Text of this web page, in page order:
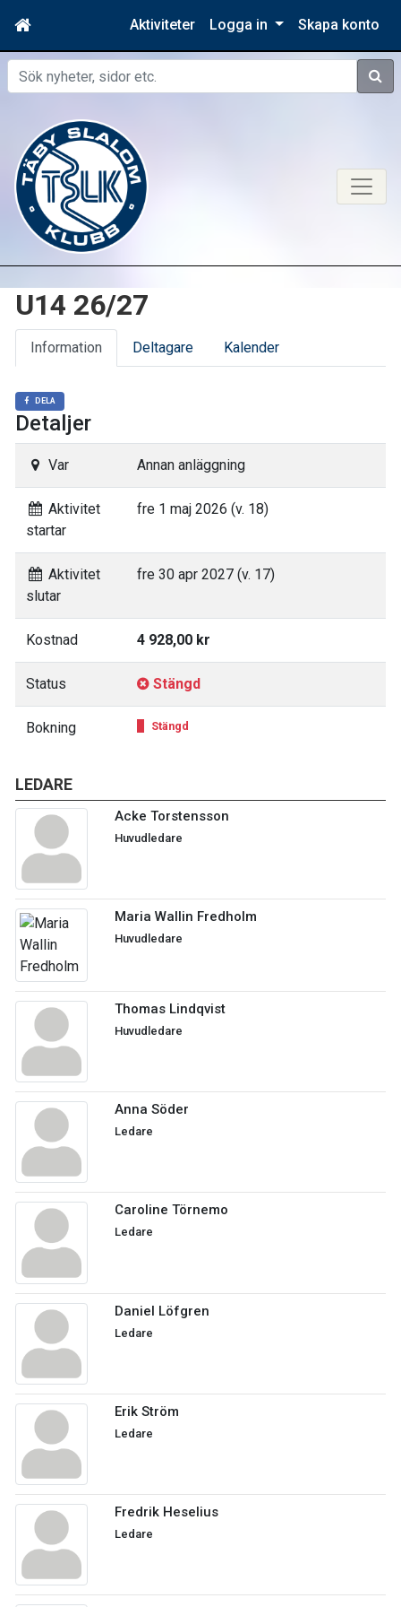
Aktiviteter Logga in Skapa konto
Sök
LEDARE
Acke Torstensson
Huvudledare
Maria Wallin Fredholm
Huvudledare
Thomas Lindqvist
Huvudledare
Anna Söder
Ledare
Caroline Törnemo
Ledare
Daniel Löfgren
Ledare
Erik Ström
Ledare
Fredrik Heselius
Ledare
U14 26/27
Information Deltagare Kalender
DELA
Detaljer
Var Annan anläggning
Aktivitet
startar
fre 1 maj 2026 (v. 18)
Aktivitet
slutar
fre 30 apr 2027 (v. 17)
Kostnad 4 928,00 kr
Status Stängd
Bokning Stängd